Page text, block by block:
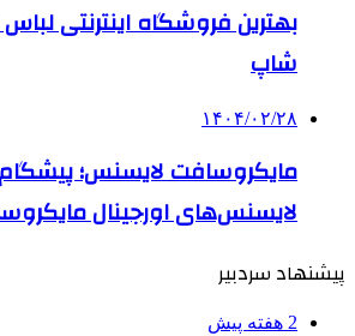
بهترین فروشگاه اینترنتی لباس
شاپ
۱۴۰۴/۰۲/۲۸
مایکروسافت لایسنس؛ پیشگام
لایسنس‌های اورجینال
پیشنهاد سردبیر
2 هفته پیش